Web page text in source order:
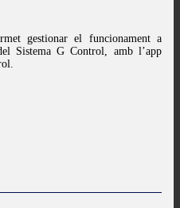
gestionar el funcionament a
Sistema G Control, amb l’app